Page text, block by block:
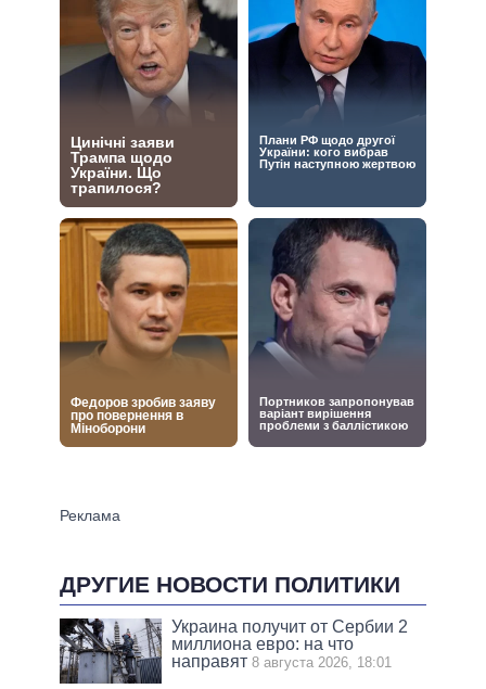
ДРУГИЕ НОВОСТИ ПОЛИТИКИ
Украина получит от Сербии 2
миллиона евро: на что
направят 8 августа 2026, 18:01